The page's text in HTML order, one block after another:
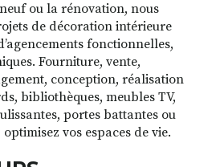
ou la rénovation, nous
de décoration intérieure
fonctionnelles,
Fourniture, vente,
conception, réalisation
bibliothèques, meubles TV,
portes battantes ou
vos espaces de vie.